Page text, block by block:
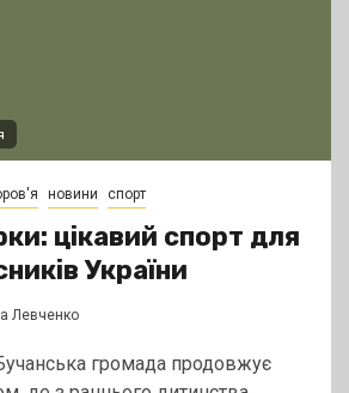
новини спорт
цікавий спорт для
України
Левченко
громада продовжує